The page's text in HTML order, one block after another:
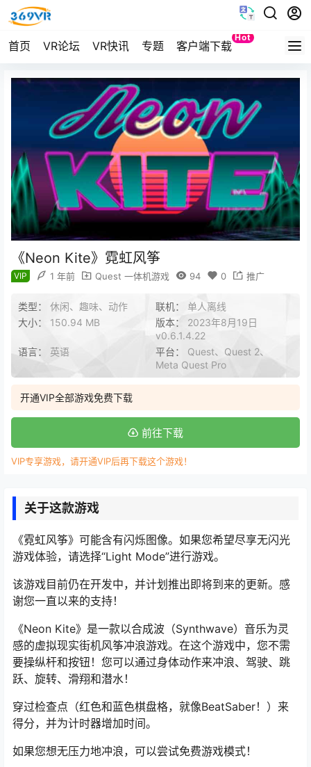
首页 VR论坛 VR快讯 专题 客户端下载
Hot
Quest
《Neon Kite》霓虹风筝
VIP 1 年前 Quest 一体机游戏 94 0 推广
类型： 休闲、趣味、动作 联机： 单人离线
大小： 150.94 MB 版本： 2023年8月19日
v0.6.1.4.22
语言： 英语 平台： Quest、Quest 2、
Meta Quest Pro
开通VIP全部游戏免费下载
前往下载
VIP专享游戏，请开通VIP后再下载这个游戏！
关于这款游戏
《霓虹风筝》可能含有闪烁图像。如果您希望尽享无闪光
游戏体验，请选择“Light Mode”进行游戏。
该游戏目前仍在开发中，并计划推出即将到来的更新。感
谢您一直以来的支持！
《Neon Kite》是一款以合成波（Synthwave）音乐为灵
感的虚拟现实街机风筝冲浪游戏。在这个游戏中，您不需
要操纵杆和按钮！您可以通过身体动作来冲浪、驾驶、跳
跃、旋转、滑翔和潜水！
穿过检查点（红色和蓝色棋盘格，就像BeatSaber！）来
得分，并为计时器增加时间。
如果您想无压力地冲浪，可以尝试免费游戏模式！